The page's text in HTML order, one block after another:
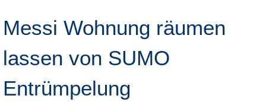
Messi Wohnung räumen
lassen von SUMO
Entrümpelung